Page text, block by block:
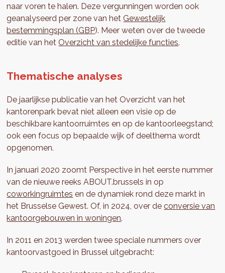
naar voren te halen. Deze vergunningen worden ook
geanalyseerd per zone van het Gewestelijk
bestemmingsplan (GBP). Meer weten over de tweede
editie van het Overzicht van stedelijke functies.
Thematische analyses
De jaarlijkse publicatie van het Overzicht van het
kantorenpark bevat niet alleen een visie op de
beschikbare kantoorruimtes en op de kantoorleegstand;
ook een focus op bepaalde wijk of deelthema wordt
opgenomen.
In januari 2020 zoomt Perspective in het eerste nummer
van de nieuwe reeks ABOUT.brussels in op
coworkingruimtes en de dynamiek rond deze markt in
het Brusselse Gewest. Of, in 2024, over deconversie van
kantoorgebouwen in woningen.
In 2011 en 2013 werden twee speciale nummers over
kantoorvastgoed in Brussel uitgebracht: